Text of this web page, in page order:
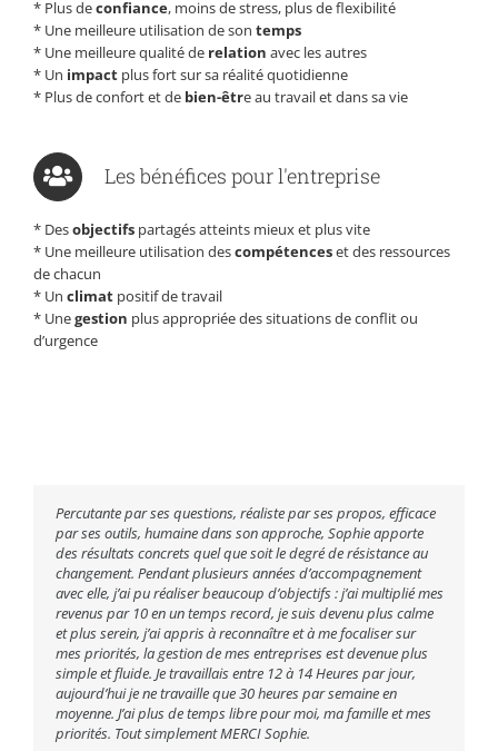
* Plus deconfiance, moins de stress, plus de flexibilité
* Une meilleure utilisation de son temps
* Une meilleure qualité de relation avec les autres
* Un impact plus fort sur sa réalité quotidienne
* Plus de confort et de bien-être au travail et dans sa vie
Les bénéfices pour l'entreprise
* Desobjectifs partagés atteints mieux et plus vite
* Une meilleure utilisation descompétenceset des ressources
de chacun
* Un climat positif de travail
* Unegestion plus appropriée des situations de conflit ou
d’urgence
Percutante par ses questions, réaliste par ses propos, efficace
par ses outils, humaine dans son approche, Sophie apporte
des résultats concrets quel que soit le degré de résistance au
changement. Pendant plusieurs années d’accompagnement
avec elle, j’ai pu réaliser beaucoup d’objectifs : j’ai multiplié mes
revenus par 10 en un temps record, je suis devenu plus calme
et plus serein, j’ai appris à reconnaître et à me focaliser sur
mes priorités, la gestion de mes entreprises est devenue plus
simple et fluide. Je travaillais entre 12 à 14 Heures par jour,
aujourd’hui je ne travaille que 30 heures par semaine en
moyenne. J’ai plus de temps libre pour moi, ma famille et mes
priorités. Tout simplement MERCI Sophie.